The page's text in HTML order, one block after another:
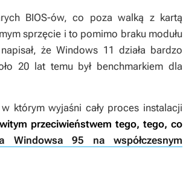
BIOS-ów, co poza walką z kartą
sprzęcie i to pomimo braku modułu
że Windows 11 działa bardzo
20 lat temu był benchmarkiem dla
którym wyjaśni cały proces instalacji
przeciwieństwem tego, tego, co
Windowsa 95 na współczesnym